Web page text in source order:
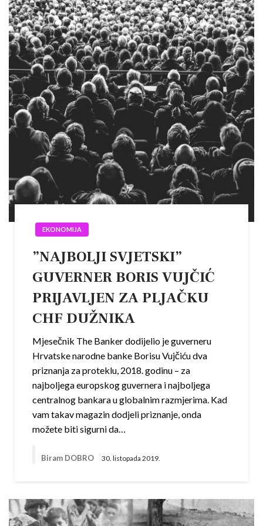
EKONOMIJA
”NAJBOLJI SVJETSKI”
GUVERNER BORIS VUJČIĆ
PRIJAVLJEN ZA PLJAČKU
CHF DUŽNIKA
Mjesečnik The Banker dodijelio je guverneru
Hrvatske narodne banke Borisu Vujčiću dva
priznanja za proteklu, 2018. godinu – za
najboljega europskog guvernera i najboljega
centralnog bankara u globalnim razmjerima. Kad
vam takav magazin dodjeli priznanje, onda
možete biti sigurni da…
Biram DOBRO 30. listopada 2019.